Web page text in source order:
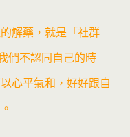
解藥，就是「社群
們不認同自己的時
心平氣和，好好跟自